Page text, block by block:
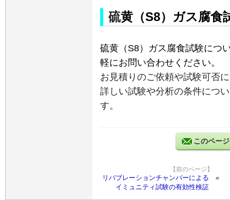
硫黄（S8） ガス腐食
硫黄 （ S8） ガス腐食試験につ
軽にお問い合わせください。
お見積りのご依頼や試験可否
詳しい試験や分析の条件につ
す。
このペー
【前のページ】
リバブレーションチャンバーによる
イミュニティ試験の有効性検証